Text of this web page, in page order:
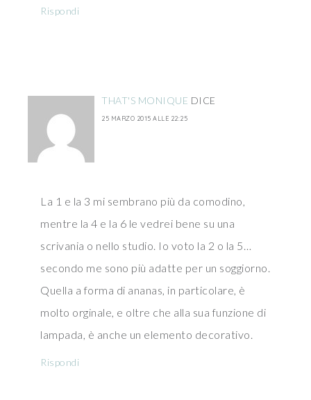
Rispondi
THAT'S MONIQUE DICE
25 MARZO 2015 ALLE 22:25
La 1 e la 3 mi sembrano più da comodino,
mentre la 4 e la 6 le vedrei bene su una
scrivania o nello studio. Io voto la 2 o la 5…
secondo me sono più adatte per un soggiorno.
Quella a forma di ananas, in particolare, è
molto orginale, e oltre che alla sua funzione di
lampada, è anche un elemento decorativo.
Rispondi